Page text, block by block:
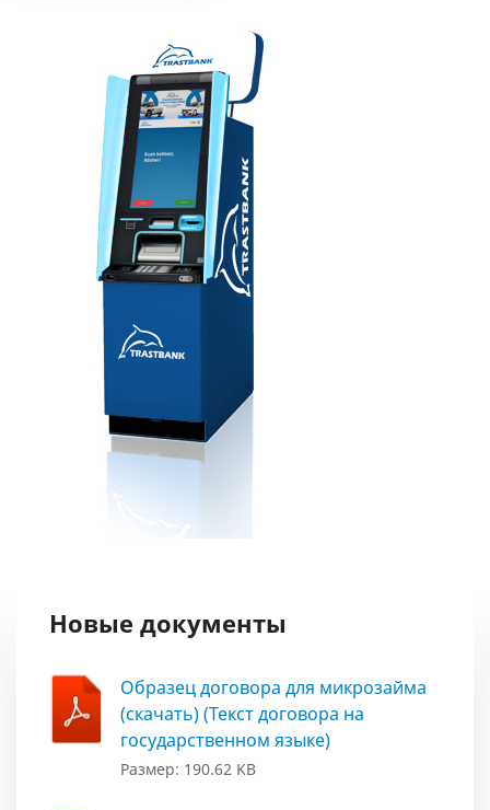
Новые документы
Образец договора для микрозайма
(скачать) (Текст договора на
государственном языке)
Размер: 190.62 KB